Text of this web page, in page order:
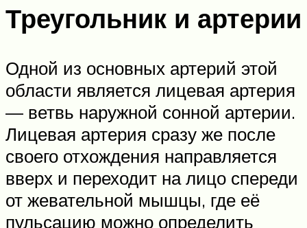
Треугольник и артерии
Одной из основных артерий этой
области является лицевая артерия
— ветвь наружной сонной артерии.
Лицевая артерия сразу же после
своего отхождения направляется
вверх и переходит на лицо спереди
от жевательной мышцы, где её
пульсацию можно определить